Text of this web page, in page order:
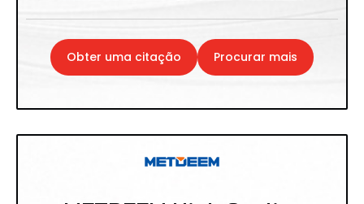
Obter uma citação Procurar mais